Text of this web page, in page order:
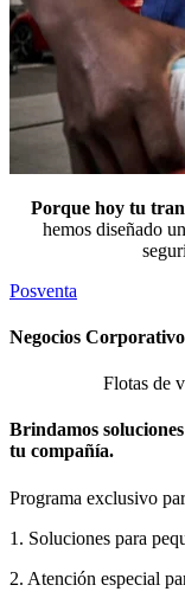
Porque hoy tu
hemos diseñado
Posventa
Negocios
Flotas de
Brindamos
tu compañía.
Programa exclusivo
1. Soluciones para
2. Atención especial